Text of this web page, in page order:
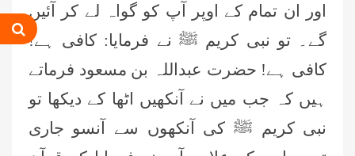
اور ان تمام کے اوپر آپ کو گواہ لے کر آئیں
گے۔ تو نبی کریم ﷺ نے فرمایا: کافی ہے!
کافی ہے! حضرت عبداللہ بن مسعود فرماتے
ہیں کہ جب میں نے آنکھیں اٹھا کے دیکھا تو
نبی کریم ﷺ کی آنکھوں سے آنسو جاری
عمر اختر (درجہ خامسہ مرکزی جامعۃ
المدینہ فیضان مدینہ ،کراچی،پاکستان)
محمد وقاص (مرکزی جامعۃ المدینہ
فیضان مدینہ،کراچی ،پاکستان)